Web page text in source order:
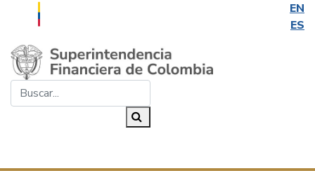
EN
ES
Saltar al contenido principal